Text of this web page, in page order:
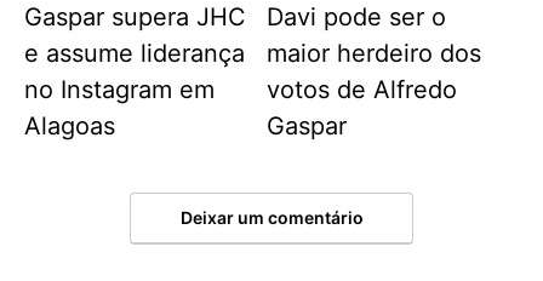
Gaspar supera JHC
e assume liderança
no Instagram em
Alagoas
Davi pode ser o
maior herdeiro dos
votos de Alfredo
Gaspar
Deixar um comentário